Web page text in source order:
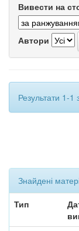
Вивести на
Автори
Результати 1-1
Знайдені
Тип